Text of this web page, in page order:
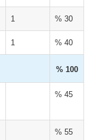
1 % 30
1 % 40
% 100
% 45
% 55